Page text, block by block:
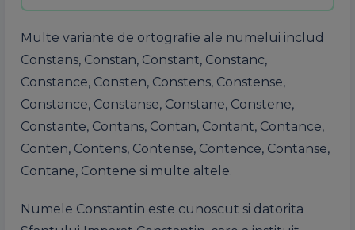
Multe variante de ortografie ale numelui includ
Constans, Constan, Constant, Constanc,
Constance, Consten, Constens, Constense,
Constance, Constanse, Constane, Constene,
Constante, Contans, Contan, Contant, Contance,
Conten, Contens, Contense, Contence, Contanse,
Contane, Contene si multe altele.
Numele Constantin este cunoscut si datorita